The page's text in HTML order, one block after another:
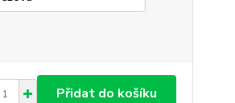
Přidat do košíku